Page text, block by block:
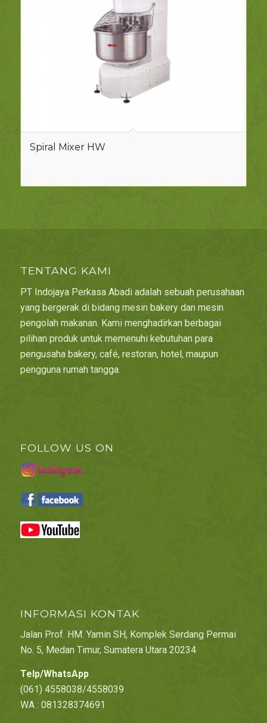
Spiral Mixer HW
TENTANG KAMI
PT Indojaya Perkasa Abadi adalah sebuah perusahaan
yang bergerak di bidang mesin bakery dan mesin
pengolah makanan. Kami menghadirkan berbagai
pilihan produk untuk memenuhi kebutuhan para
pengusaha bakery, café, restoran, hotel, maupun
pengguna rumah tangga.
FOLLOW US ON
INFORMASI KONTAK
Jalan Prof. HM. Yamin SH, Komplek Serdang Permai
No. 5, Medan Timur, Sumatera Utara 20234
Telp/WhatsApp
(061) 4558038/4558039
WA : 081328374691